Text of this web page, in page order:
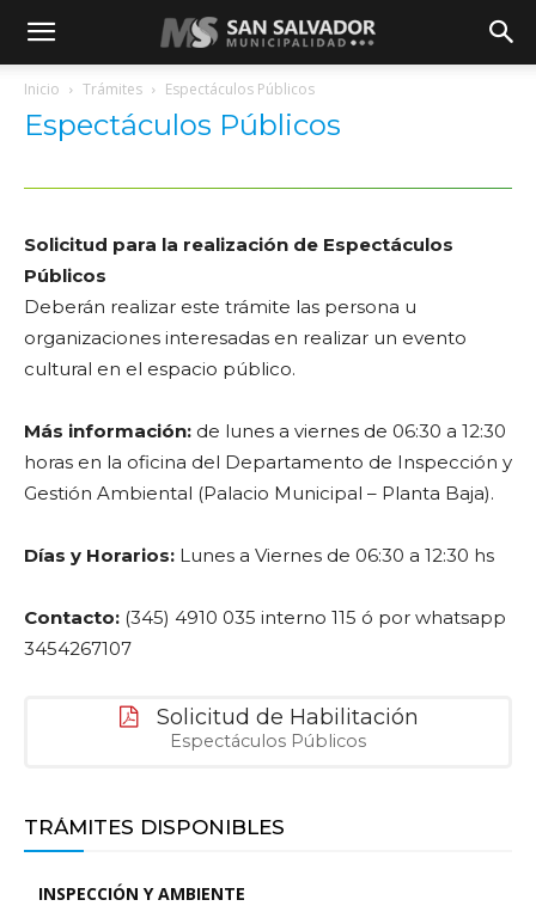
Inicio Trámites Espectáculos Públicos
Espectáculos Públicos
Solicitud para la realización de Espectáculos
Públicos
Deberán realizar este trámite las persona u
organizaciones interesadas en realizar un evento
cultural en el espacio público.
Más información: de lunes a viernes de 06:30 a 12:30
horas en la oficina del Departamento de Inspección y
Gestión Ambiental (Palacio Municipal – Planta Baja).
Días y Horarios: Lunes a Viernes de 06:30 a 12:30 hs
Contacto: (345) 4910 035 interno 115 ó por whatsapp
3454267107
Solicitud de Habilitación
Espectáculos Públicos
TRÁMITES DISPONIBLES
INSPECCIÓN Y AMBIENTE